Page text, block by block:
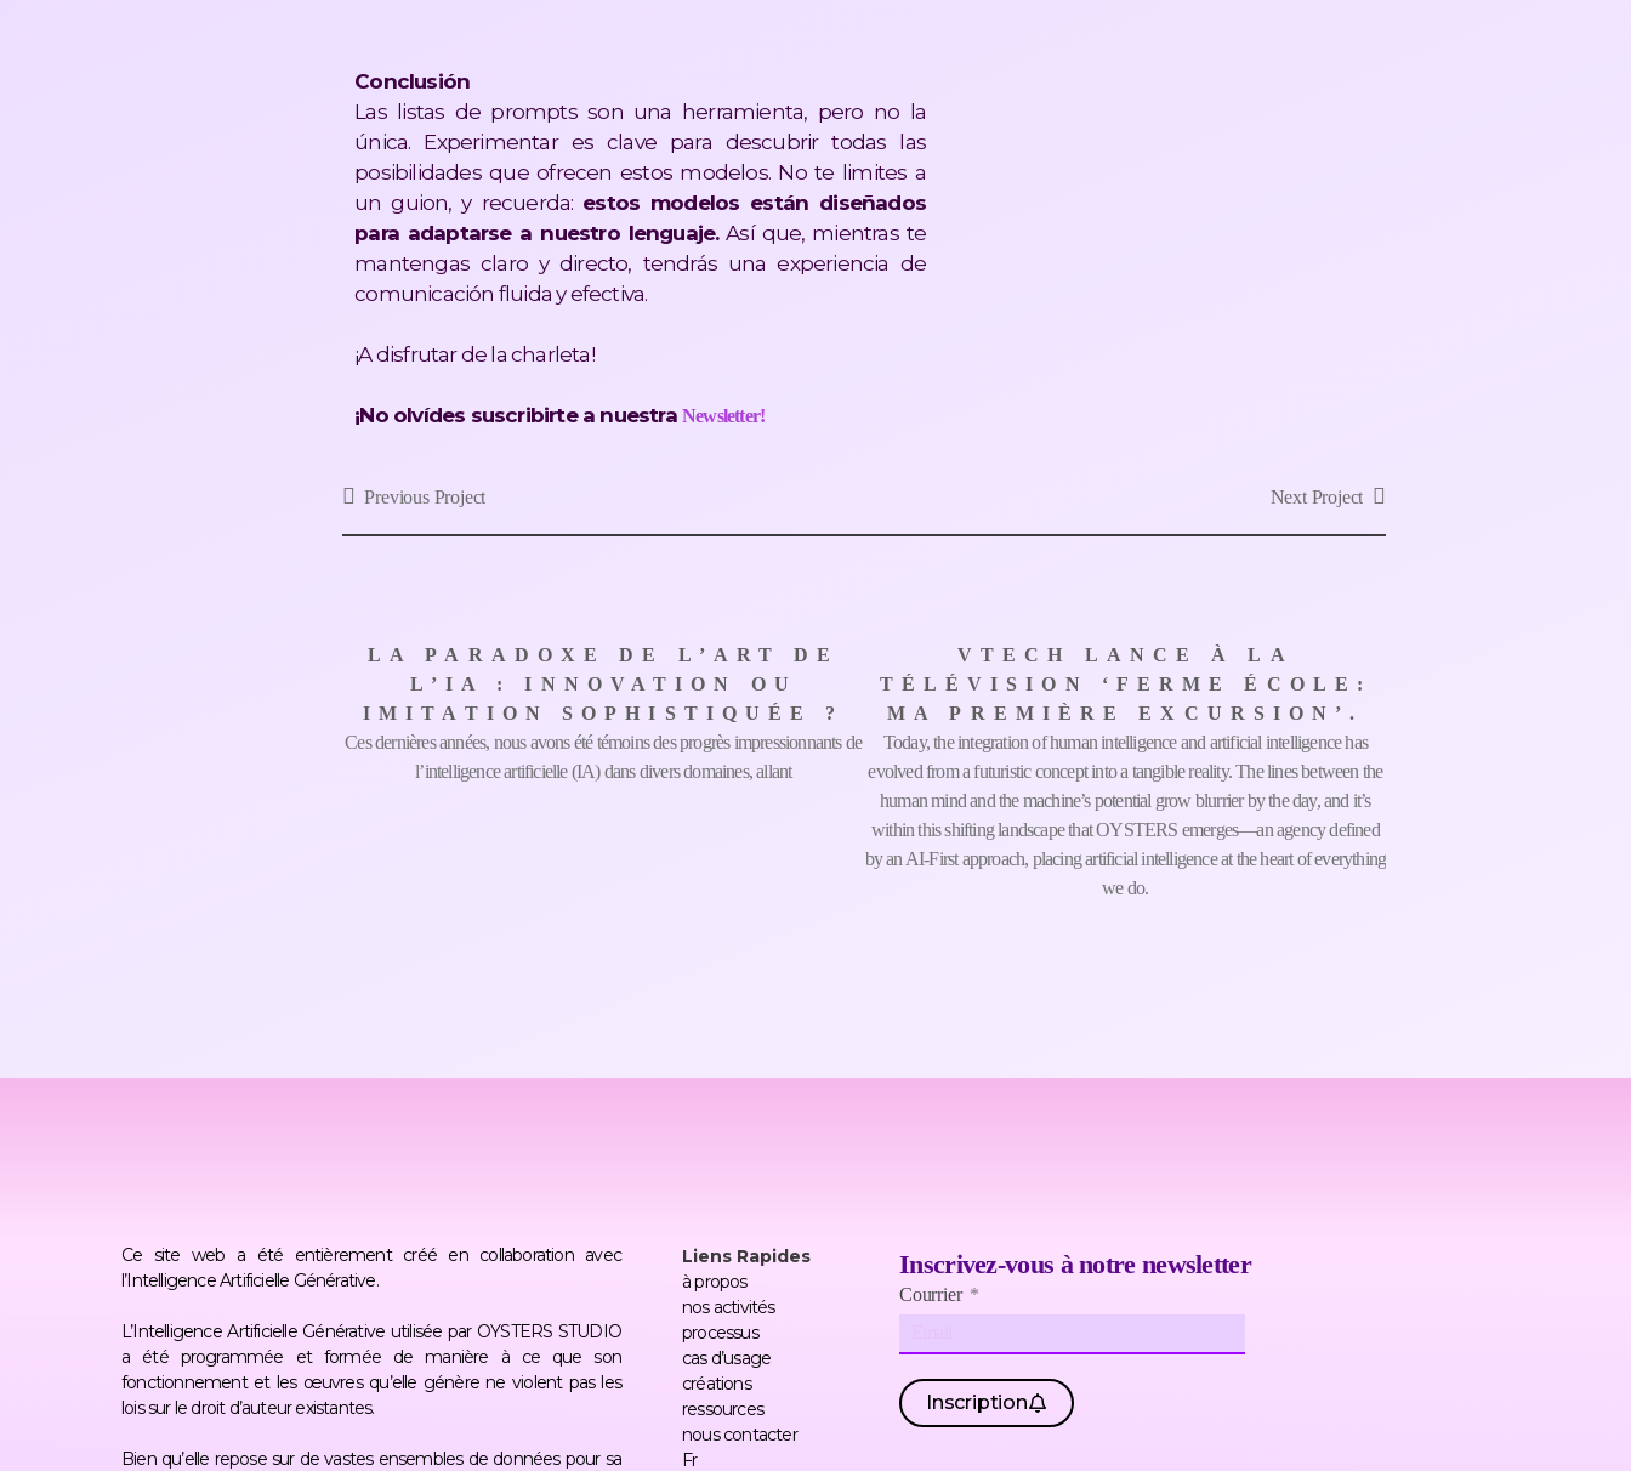
Conclusión
Las listas de prompts son una herramienta, pero no la
única. Experimentar es clave para descubrir todas las
posibilidades que ofrecen estos modelos. No te limites a
un guion, y recuerda: estos modelos están diseñados
para adaptarse a nuestro lenguaje.Así que, mientras te
mantengas claro y directo, tendrás una experiencia de
comunicación fluida y efectiva.
¡A disfrutar de la charleta!
¡No olvídes suscribirte a nuestraNewsletter!
Previous Project Next Project
LA PARADOXE DE L’ART DE
L’IA : INNOVATION OU
IMITATION SOPHISTIQUÉE ?
Ces dernières années, nous avons été témoins des progrès impressionnants de
l’intelligence artificielle (IA) dans divers domaines, allant
VTECH LANCE À LA
TÉLÉVISION ‘FERME ÉCOLE:
MA PREMIÈRE EXCURSION’.
Today, the integration of human intelligence and artificial intelligence has
evolved from a futuristic concept into a tangible reality. The lines between the
human mind and the machine’s potential grow blurrier by the day, and it’s
within this shifting landscape that OYSTERS emerges—an agency defined
by an AI-First approach, placing artificial intelligence at the heart of everything
we do.
Ce site web a été entièrement créé en collaboration avec
l’Intelligence Artificielle Générative.
L’Intelligence Artificielle Générative utilisée par OYSTERS STUDIO
a été programmée et formée de manière à ce que son
fonctionnement et les œuvres qu’elle génère ne violent pas les
lois sur le droit d’auteur existantes.
Bien qu’elle repose sur de vastes ensembles de données pour sa
Liens Rapides
à propos
nos activités
processus
cas d’usage
créations
ressources
nous contacter
Fr
Inscrivez-vous à notre newsletter
Courrier
Inscription